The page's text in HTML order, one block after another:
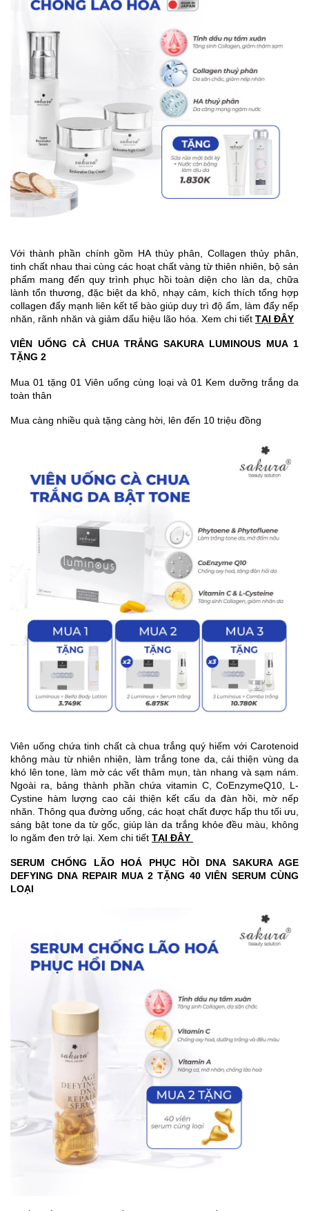
Với thành phần chính gồm HA thủy phân, Collagen thủy phân,
tinh chất nhau thai cùng các hoạt chất vàng từ thiên nhiên, bộ sản
phẩm mang đến quy trình phục hồi toàn diện cho làn da, chữa
lành tổn thương, đặc biệt da khô, nhạy cảm, kích thích tổng hợp
collagen đẩy mạnh liên kết tế bào giúp duy trì độ ẩm, làm đẩy nếp
nhăn, rãnh nhăn và giảm dấu hiệu lão hóa. Xem chi tiết TẠI ĐÂY
VIÊN UỐNG CÀ CHUA TRẮNG SAKURA LUMINOUS MUA 1
TẶNG 2
Mua 01 tặng 01 Viên uống cùng loại và 01 Kem dưỡng trắng da
toàn thân
Mua càng nhiều quà tặng càng hời, lên đến 10 triệu đồng
Viên uống chứa tinh chất cà chua trắng quý hiếm với Carotenoid
không màu từ nhiên nhiên, làm trắng tone da, cải thiện vùng da
khó lên tone, làm mờ các vết thâm mụn, tàn nhang và sạm nám.
Ngoài ra, bảng thành phần chứa vitamin C, CoEnzymeQ10, L-
Cystine hàm lượng cao cải thiện kết cấu da đàn hồi, mờ nếp
nhăn. Thông qua đường uống, các hoạt chất được hấp thu tối ưu,
sáng bật tone da từ gốc, giúp làn da trắng khỏe đều màu, không
lo ngăm đen trở lại. Xem chi tiết TẠI ĐÂY
SERUM CHỐNG LÃO HOÁ PHỤC HỒI DNA SAKURA AGE
DEFYING DNA REPAIR MUA 2 TẶNG 40 VIÊN SERUM CÙNG
LOẠI